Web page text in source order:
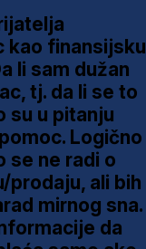
kao finansijsku
li sam dužan
tj. da li se to
su u pitanju
Logično
se ne radi o
prodaju, ali bih
mirnog sna.
da